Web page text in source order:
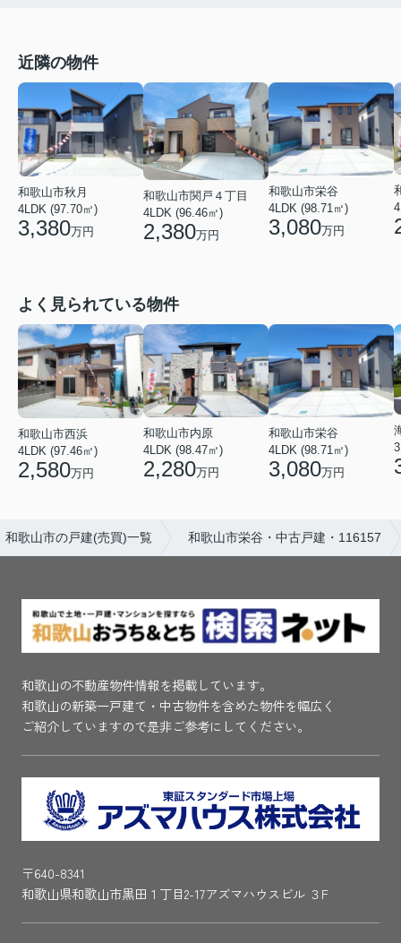
近隣の物件
和歌山市秋月
4LDK (97.70㎡)
3,380万円
和歌山市関戸４丁目
4LDK (96.46㎡)
2,380万円
和歌山市栄谷
4LDK (98.71㎡)
3,080万円
よく見られている物件
和歌山市西浜
4LDK (97.46㎡)
2,580万円
和歌山市内原
4LDK (98.47㎡)
2,280万円
和歌山市栄谷
4LDK (98.71㎡)
3,080万円
和歌山市の戸建(売買)一覧 和歌山市栄谷・中古戸建・116157
和歌山の不動産物件情報を掲載しています。
和歌山の新築一戸建て・中古物件を含めた物件を幅広く
ご紹介していますので是非ご参考にしてください。
〒640-8341
和歌山県和歌山市黒田１丁目2-17アズマハウスビル ３F